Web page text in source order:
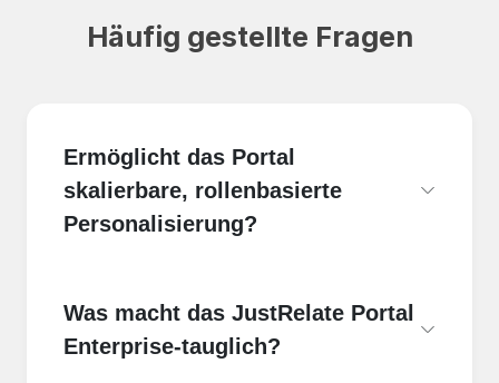
Häufig gestellte Fragen
Ermöglicht das Portal
skalierbare, rollenbasierte
Personalisierung?
Was macht das JustRelate Portal
Enterprise-tauglich?